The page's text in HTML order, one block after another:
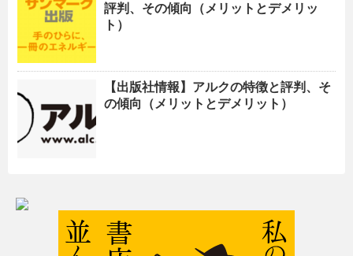
評判、その傾向（メリットとデメリッ
ト）
【出版社情報】アルクの特徴と評判、そ
の傾向（メリットとデメリット）